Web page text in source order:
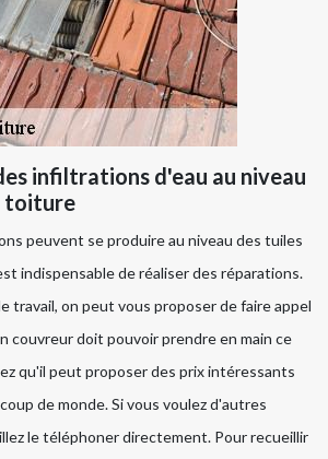
infiltrations d'eau au niveau
toiture
peuvent se produire au niveau des tuiles
indispensable de réaliser des réparations.
travail, on peut vous proposer de faire appel
couvreur doit pouvoir prendre en main ce
qu'il peut proposer des prix intéressants
de monde. Si vous voulez d'autres
le téléphoner directement. Pour recueillir